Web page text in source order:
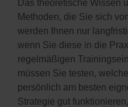
Das theoretische Wissen
Methoden, die Sie sich
werden Ihnen nur
wenn Sie diese in die
regelmäßigen
müssen Sie testen,
persönlich am besten
Strategie gut